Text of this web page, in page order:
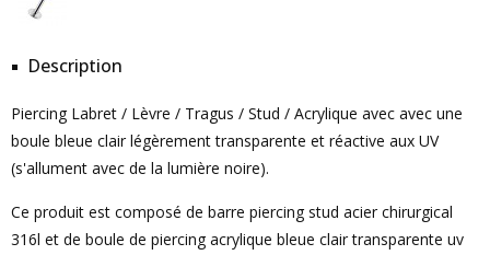
Description
Piercing Labret / Lèvre / Tragus / Stud / Acrylique avec avec une
boule bleue clair légèrement transparente et réactive aux UV
(s'allument avec de la lumière noire).
Ce produit est composé de barre piercing stud acier chirurgical
316l et de boule de piercing acrylique bleue clair transparente uv